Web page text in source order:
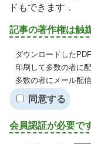
ドもできます．
記事の著作権は触
ダウンロードした
印刷して多数の者に
多数の者にメール配
同意する
会員認証が必要で